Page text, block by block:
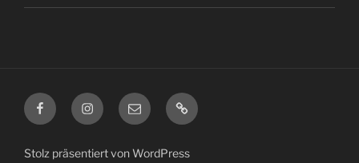
FacebookInstagram
E-
Mail
Spreadshirt
Stolz präsentiert von WordPress